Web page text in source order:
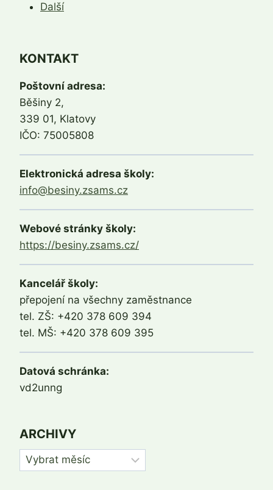
Další
KONTAKT
Poštovní adresa:
Běšiny 2,
339 01, Klatovy
IČO: 75005808
Elektronická adresa školy:
info@besiny.zsams.cz
Webové stránky školy:
https://besiny.zsams.cz/
Kancelář školy:
přepojení na všechny zaměstnance
tel. ZŠ: +420 378 609 394
tel. MŠ: +420 378 609 395
Datová schránka:
vd2unng
ARCHIVY
Archivy